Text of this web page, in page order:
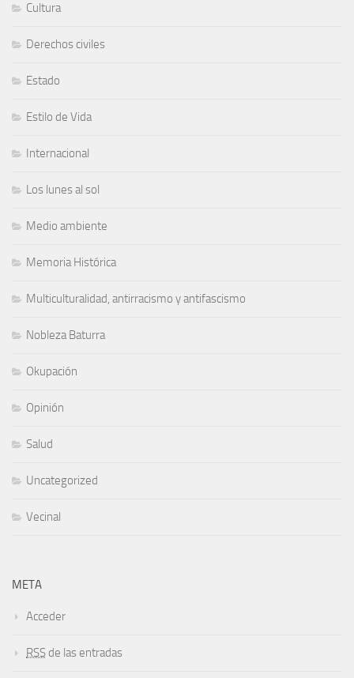
Cultura
Derechos civiles
Estado
Estilo de Vida
Internacional
Los lunes al sol
Medio ambiente
Memoria Histórica
Multiculturalidad, antirracismo y antifascismo
Nobleza Baturra
Okupación
Opinión
Salud
Uncategorized
Vecinal
META
Acceder
RSS de las entradas